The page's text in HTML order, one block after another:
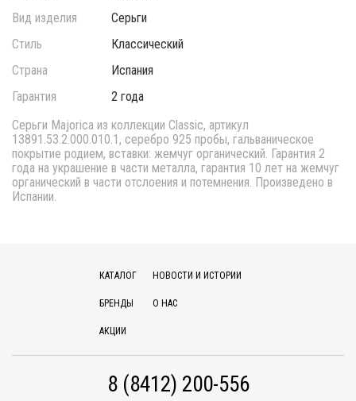
Вид изделия
Серьги
Стиль
Классический
Страна
Испания
Гарантия
2 года
Серьги Majorica из коллекции Classic, артикул
13891.53.2.000.010.1, серебро 925 пробы, гальваническое
покрытие родием, вставки: жемчуг органический. Гарантия 2
года на украшение в части металла, гарантия 10 лет на жемчуг
органический в части отслоения и потемнения. Произведено в
Испании.
КАТАЛОГ
БРЕНДЫ
АКЦИИ
НОВОСТИ И ИСТОРИИ
О НАС
8 (8412) 200-556